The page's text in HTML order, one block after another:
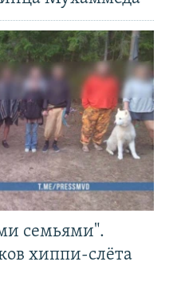
семьями".
хиппи-слёта